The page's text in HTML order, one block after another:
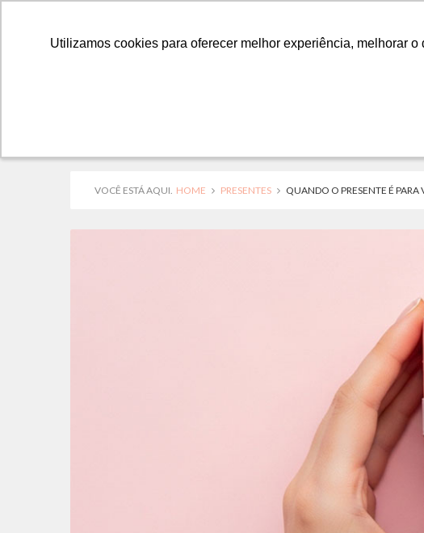
Utilizamos cookies para oferecer melhor experiência, melhorar
Utilizamos cookies para oferecer melhor experiência, melhorar
VOCÊ ESTÁ AQUI. HOME PRESENTES QUANDO O PRESENTE É PARA